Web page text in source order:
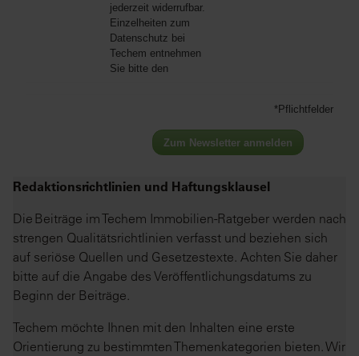
jederzeit widerrufbar.
Einzelheiten zum
Datenschutz bei
Techem entnehmen
Sie bitte den
*Pflichtfelder
Zum Newsletter anmelden
Redaktionsrichtlinien und Haftungsklausel
Die Beiträge im Techem Immobilien-Ratgeber werden nach
strengen Qualitätsrichtlinien verfasst und beziehen sich
auf seriöse Quellen und Gesetzestexte. Achten Sie daher
bitte auf die Angabe des Veröffentlichungsdatums zu
Beginn der Beiträge.
Techem möchte Ihnen mit den Inhalten eine erste
Orientierung zu bestimmten Themenkategorien bieten. Wir